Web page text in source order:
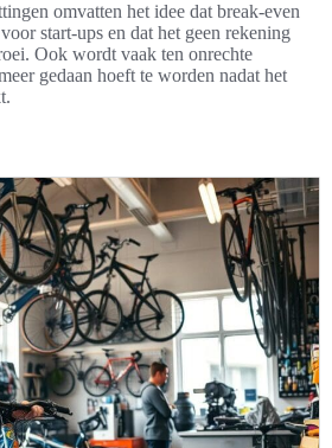
omvatten het idee dat break-even
start-ups en dat het geen rekening
Ook wordt vaak ten onrechte
gedaan hoeft te worden nadat het